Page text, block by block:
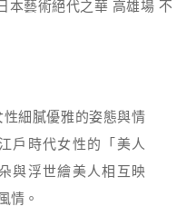
細膩優雅的姿態與情
戶時代女性的「美人
與浮世繪美人相互映
情。